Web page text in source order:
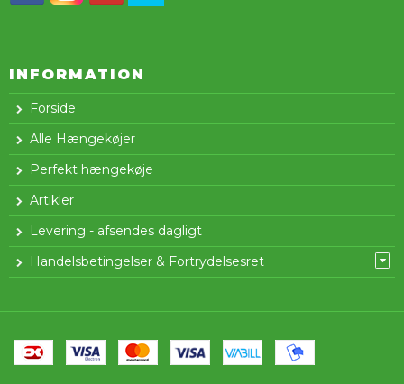
INFORMATION
Forside
Alle Hængekøjer
Perfekt hængekøje
Artikler
Levering - afsendes dagligt
Handelsbetingelser & Fortrydelsesret